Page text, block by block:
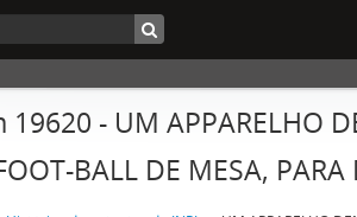
19620 - UM APPARELHO
BALL DE MESA,